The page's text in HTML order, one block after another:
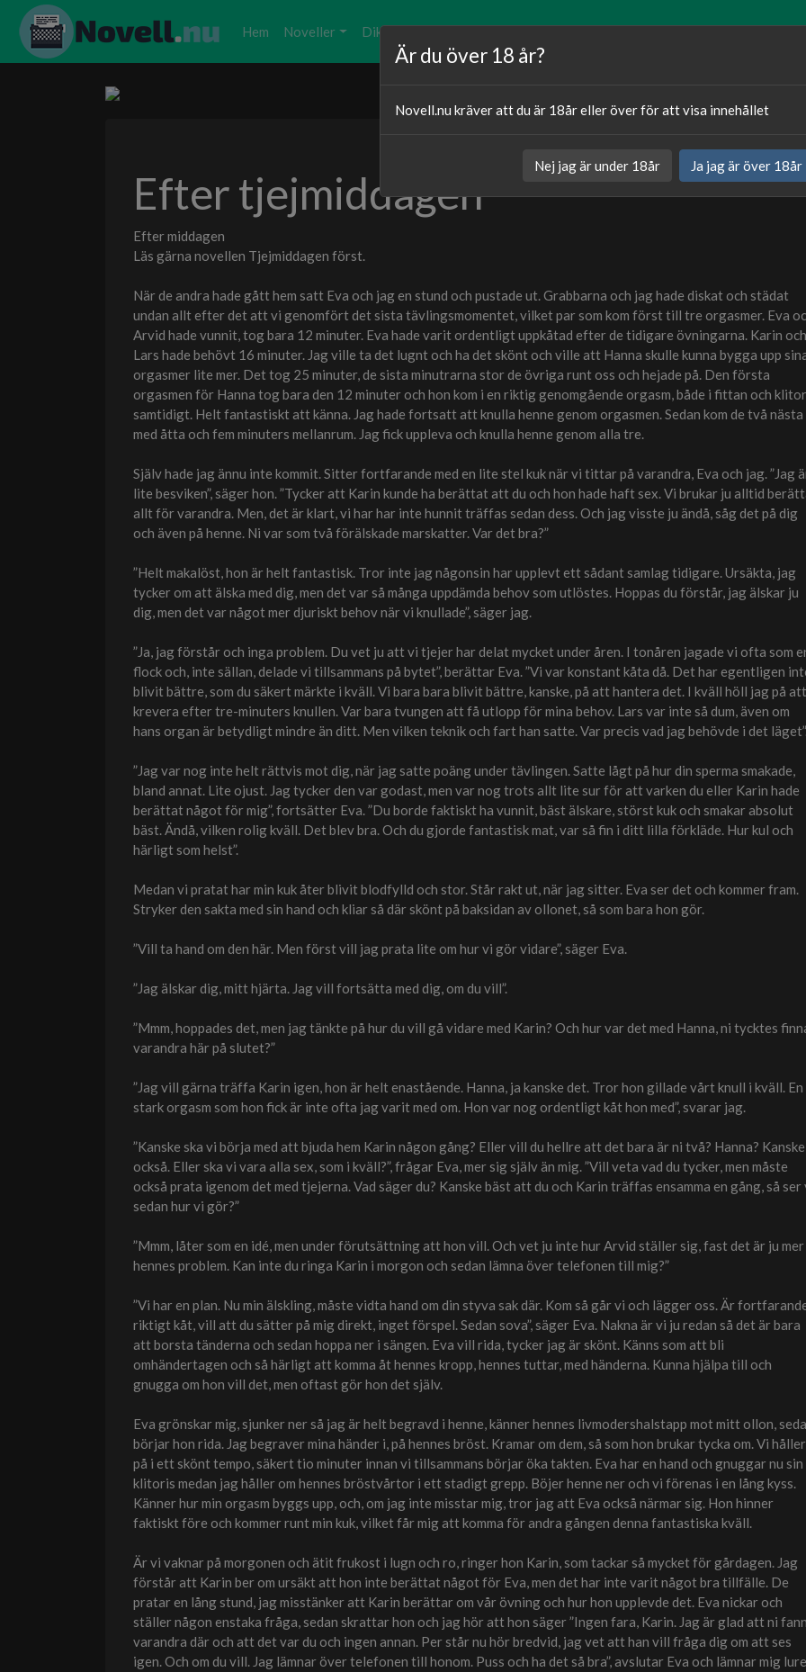
Hem Noveller Dikter
Kategori:
Efter tjejmiddagen
Efter middagen
Läs gärna novellen Tjejmiddagen först.
När de andra hade gått hem satt Eva och jag en stund och pustade ut. Grabbarna och jag hade diskat och städat
undan allt efter det att vi genomfört det sista tävlingsmomentet, vilket par som kom först till tre orgasmer. Eva
Arvid hade vunnit, tog bara 12 minuter. Eva hade varit ordentligt uppkåtad efter de tidigare övningarna. Karin och
Lars hade behövt 16 minuter. Jag ville ta det lugnt och ha det skönt och ville att Hanna skulle kunna bygga upp
orgasmer lite mer. Det tog 25 minuter, de sista minutrarna stor de övriga runt oss och hejade på. Den första
orgasmen för Hanna tog bara den 12 minuter och hon kom i en riktig genomgående orgasm, både i fittan och
samtidigt. Helt fantastiskt att känna. Jag hade fortsatt att knulla henne genom orgasmen. Sedan kom de två nästa
med åtta och fem minuters mellanrum. Jag fick uppleva och knulla henne genom alla tre.
Själv hade jag ännu inte kommit. Sitter fortfarande med en lite stel kuk när vi tittar på varandra, Eva och jag. ”Jag
lite besviken”, säger hon. ”Tycker att Karin kunde ha berättat att du och hon hade haft sex. Vi brukar ju alltid
allt för varandra. Men, det är klart, vi har har inte hunnit träffas sedan dess. Och jag visste ju ändå, såg det på dig
och även på henne. Ni var som två förälskade marskatter. Var det bra?”
”Helt makalöst, hon är helt fantastisk. Tror inte jag någonsin har upplevt ett sådant samlag tidigare. Ursäkta, jag
tycker om att älska med dig, men det var så många uppdämda behov som utlöstes. Hoppas du förstår, jag älskar ju
dig, men det var något mer djuriskt behov när vi knullade”, säger jag.
”Ja, jag förstår och inga problem. Du vet ju att vi tjejer har delat mycket under åren. I tonåren jagade vi ofta som
flock och, inte sällan, delade vi tillsammans på bytet”, berättar Eva. ”Vi var konstant kåta då. Det har egentligen
blivit bättre, som du säkert märkte i kväll. Vi bara bara blivit bättre, kanske, på att hantera det. I kväll höll jag på att
krevera efter tre-minuters knullen. Var bara tvungen att få utlopp för mina behov. Lars var inte så dum, även om
hans organ är betydligt mindre än ditt. Men vilken teknik och fart han satte. Var precis vad jag behövde i det
”Jag var nog inte helt rättvis mot dig, när jag satte poäng under tävlingen. Satte lågt på hur din sperma smakade,
bland annat. Lite ojust. Jag tycker den var godast, men var nog trots allt lite sur för att varken du eller Karin hade
berättat något för mig”, fortsätter Eva. ”Du borde faktiskt ha vunnit, bäst älskare, störst kuk och smakar absolut
bäst. Ändå, vilken rolig kväll. Det blev bra. Och du gjorde fantastisk mat, var så fin i ditt lilla förkläde. Hur kul och
härligt som helst”.
Medan vi pratat har min kuk åter blivit blodfylld och stor. Står rakt ut, när jag sitter. Eva ser det och kommer fram.
Stryker den sakta med sin hand och kliar så där skönt på baksidan av ollonet, så som bara hon gör.
”Vill ta hand om den här. Men först vill jag prata lite om hur vi gör vidare”, säger Eva.
”Jag älskar dig, mitt hjärta. Jag vill fortsätta med dig, om du vill”.
”Mmm, hoppades det, men jag tänkte på hur du vill gå vidare med Karin? Och hur var det med Hanna, ni tycktes
varandra här på slutet?”
”Jag vill gärna träffa Karin igen, hon är helt enastående. Hanna, ja kanske det. Tror hon gillade vårt knull i kväll. En
stark orgasm som hon fick är inte ofta jag varit med om. Hon var nog ordentligt kåt hon med”, svarar jag.
”Kanske ska vi börja med att bjuda hem Karin någon gång? Eller vill du hellre att det bara är ni två? Hanna? Kanske
också. Eller ska vi vara alla sex, som i kväll?”, frågar Eva, mer sig själv än mig. ”Vill veta vad du tycker, men måste
också prata igenom det med tjejerna. Vad säger du? Kanske bäst att du och Karin träffas ensamma en gång, så ser
sedan hur vi gör?”
”Mmm, låter som en idé, men under förutsättning att hon vill. Och vet ju inte hur Arvid ställer sig, fast det är ju mer
hennes problem. Kan inte du ringa Karin i morgon och sedan lämna över telefonen till mig?”
”Vi har en plan. Nu min älskling, måste vidta hand om din styva sak där. Kom så går vi och lägger oss. Är
riktigt kåt, vill att du sätter på mig direkt, inget förspel. Sedan sova”, säger Eva. Nakna är vi ju redan så det är bara
att borsta tänderna och sedan hoppa ner i sängen. Eva vill rida, tycker jag är skönt. Känns som att bli
omhändertagen och så härligt att komma åt hennes kropp, hennes tuttar, med händerna. Kunna hjälpa till och
gnugga om hon vill det, men oftast gör hon det själv.
Eva grönskar mig, sjunker ner så jag är helt begravd i henne, känner hennes livmodershalstapp mot mitt ollon,
börjar hon rida. Jag begraver mina händer i, på hennes bröst. Kramar om dem, så som hon brukar tycka om. Vi håller
på i ett skönt tempo, säkert tio minuter innan vi tillsammans börjar öka takten. Eva har en hand och gnuggar nu sin
klitoris medan jag håller om hennes bröstvårtor i ett stadigt grepp. Böjer henne ner och vi förenas i en lång kyss.
Känner hur min orgasm byggs upp, och, om jag inte misstar mig, tror jag att Eva också närmar sig. Hon hinner
faktiskt före och kommer runt min kuk, vilket får mig att komma för andra gången denna fantastiska kväll.
Är vi vaknar på morgonen och ätit frukost i lugn och ro, ringer hon Karin, som tackar så mycket för gårdagen. Jag
förstår att Karin ber om ursäkt att hon inte berättat något för Eva, men det har inte varit något bra tillfälle. De
pratar en lång stund, jag misstänker att Karin berättar om vår övning och hur hon upplevde det. Eva nickar och
ställer någon enstaka fråga, sedan skrattar hon och jag hör att hon säger ”Ingen fara, Karin. Jag är glad att ni fann
varandra där och att det var du och ingen annan. Per står nu hör bredvid, jag vet att han vill fråga dig om att ses
igen. Och om du vill. Jag lämnar över telefonen till honom. Puss och ha det så bra”, avslutar Eva och lämnar mig
Är du över 18 år?
Novell.nu kräver att du är 18år eller över för att visa innehållet
Nej jag är under 18år Ja jag är över 18år